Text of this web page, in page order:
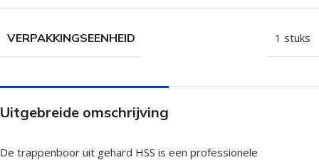
VERPAKKINGSEENHEID 1 stuks
Uitgebreide omschrijving
De trappenboor uit gehard HSS is een professionele